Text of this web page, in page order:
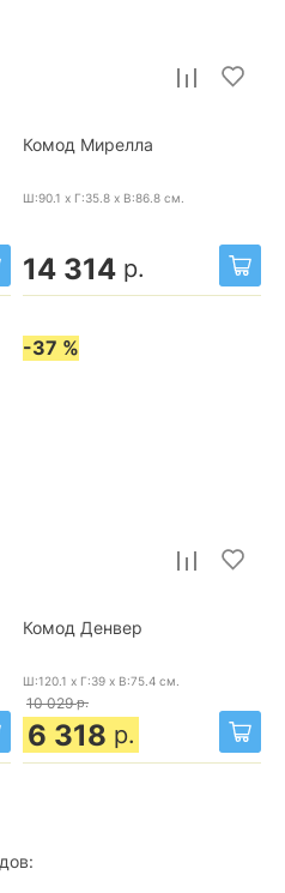
Комод Мирелла
Ш:90.1 x Г:35.8 x В:86.8 см.
14 314 р.
-37 %
Комод Денвер
Ш:120.1 x Г:39 x В:75.4 см.
10 029 р.
6 318 р.